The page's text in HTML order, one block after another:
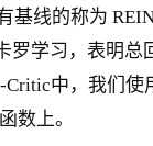
基线的称为
罗学习，表明总
中，我们使
数上。